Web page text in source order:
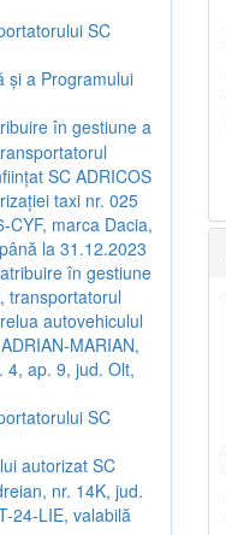
SC
și a Programului
în gestiune a
SC ADRICOS
taxi nr. 025
marca Dacia,
la 31.12.2023
în gestiune
transportatorul
autovehiculul
MARIAN,
4, ap. 9, jud. Olt,
SC
autorizat SC
nr. 14K, jud.
24-LIE, valabilă